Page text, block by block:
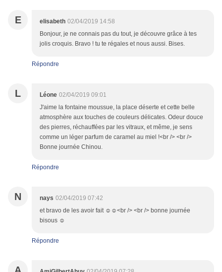
E elisabeth 02/04/2019 14:58
Bonjour, je ne connais pas du tout, je découvre grâce à tes
jolis croquis. Bravo ! tu te régales et nous aussi. Bises.
Répondre
L Léone 02/04/2019 09:01
J'aime la fontaine moussue, la place déserte et cette belle
atmosphère aux touches de couleurs délicates. Odeur douce
des pierres, réchauffées par les vitraux, et même, je sens
comme un léger parfum de caramel au miel !<br /> <br />
Bonne journée Chinou.
Répondre
N nays 02/04/2019 07:42
et bravo de les avoir fait ☺☺<br /> <br /> bonne journée
bisous ☺
Répondre